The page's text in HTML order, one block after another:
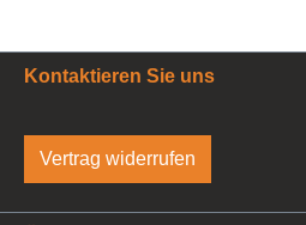
Kontaktieren Sie uns
Vertrag widerrufen